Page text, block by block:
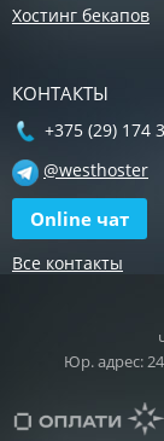
Хостинг бекапов
КОНТАКТЫ
+375 (29) 174
@westhoster
Online чат
Все контакты
Юр. адрес: